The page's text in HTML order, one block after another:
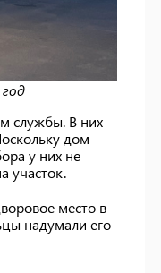
службы. В них
дом
у них не
участок.
место в
надумали его